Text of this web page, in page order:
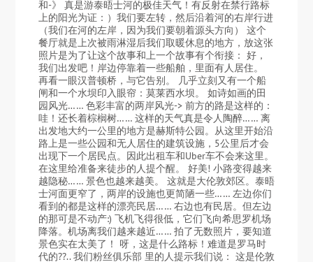
和-》 真是游泰晤士河的极佳天气！有反射在禁行路标
上的阳光为证：）我们要左转，然后沿着河的右岸行进
（我们在河的左岸，因为我们要朝着源头方向） 这个
餐厅就是上次被雨淋湿后我们取暖休息的地方，放这张
照片是为了让这个故事和上一个故事有个衔接： 好，
我们出发吧！岸边停靠着一些船舶，里面有人居住。
再看一眼汉普顿桥，与它告别。 几乎立刻又有一个船
闸和一个水坝印入眼帘：莫莱西水坝。 如诗如画的田
园风光…… 色彩丰富的两岸风光-> 前方的路是这样的：
哇！还长着棕榈树…… 这样的天气真是令人陶醉…… 离
出发地大约一公里的地方是赫斯特公园。从这里开始沿
路上是一些公园和无人居住的建筑设施，5公里后才会
出现下一个居民点。因此出租车和Uber车不会来这里。
在这里给准备来徒步的人提个醒。 好美! 小路变得越来
越隐秘…… 景色也越来越美。 这就是大伦敦郊区。泰晤
士河面更窄了，两岸的设施也更简陋一些…… 左边你们
看到的都是这样的漂亮民居…… 右边也有民居。但左边
的那可是不动产:) 飞机飞得很低，它们飞向希思罗机场
降落。机场离我们越来越近…… 拍了无数照片，要知道
景色实在太美了！ 呀，这是什么路标！难道是罗马时
代的??.. 我们粉丝俱乐部 里的人提示我们说： 这是伦敦